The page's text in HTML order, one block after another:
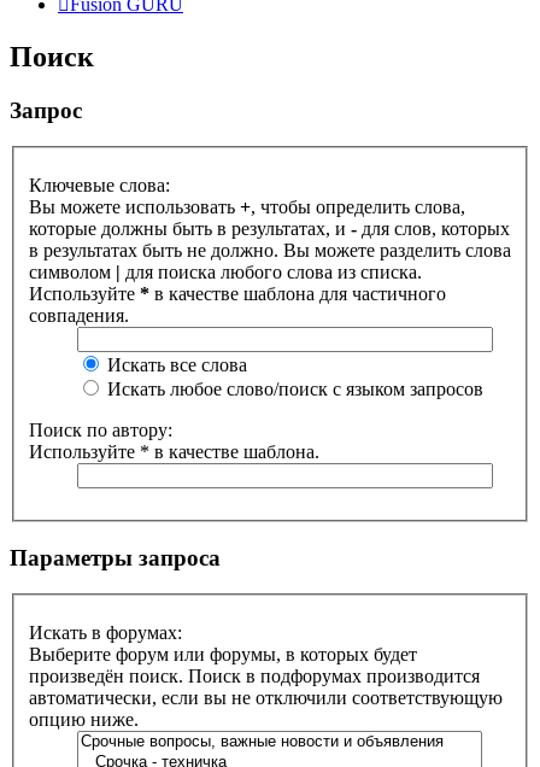
Поиск
Запрос
Ключевые слова:
Вы можете использовать +, чтобы определить слова,
которые должны быть в результатах, и - для слов, которых
в результатах быть не должно. Вы можете разделить слова
символом | для поиска любого слова из списка.
Используйте * в качестве шаблона для частичного
совпадения.
Искать все слова
Искать любое слово/поиск с языком запросов
Поиск по автору:
Используйте * в качестве шаблона.
Параметры запроса
Искать в форумах:
Выберите форум или форумы, в которых будет
произведён поиск. Поиск в подфорумах производится
автоматически, если вы не отключили соответствующую
опцию ниже.